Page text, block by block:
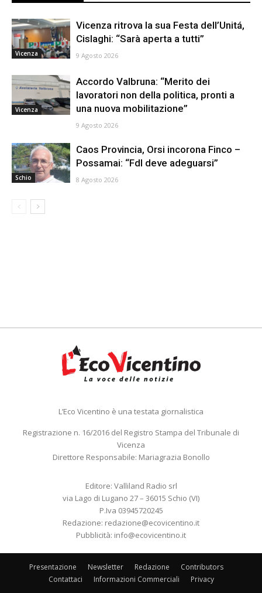
Vicenza
Vicenza ritrova la sua Festa dell’Unitá,
Cislaghi: “Sarà aperta a tutti”
9 Agosto 2026
Vicenza
Accordo Valbruna: “Merito dei
lavoratori non della politica, pronti a
una nuova mobilitazione”
9 Agosto 2026
Schio
Caos Provincia, Orsi incorona Finco –
Possamai: “FdI deve adeguarsi”
8 Agosto 2026
L’Eco Vicentino è una testata giornalistica
Registrazione n. 16/2016 del Registro Stampa del Tribunale di
Vicenza
Direttore Responsabile: Mariagrazia Bonollo
Editore: Valliland Radio srl
via Lago di Lugano 27 – 36015 Schio (VI)
P.Iva 03945720245
Redazione: redazione@ecovicentino.it
Pubblicità: info@ecovicentino.it
Presentazione Newsletter Redazione
Contributors
Contattaci
Informazioni Commerciali Privacy